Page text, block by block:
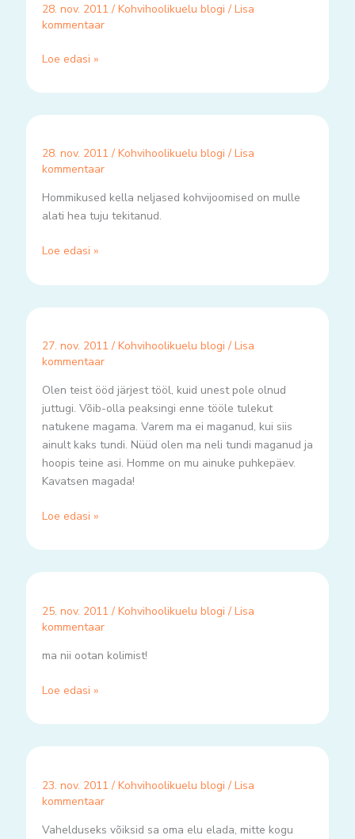
28. nov. 2011 / Kohvihoolikuelu blogi / Lisa
kommentaar
Loe edasi »
28. nov. 2011 / Kohvihoolikuelu blogi / Lisa
kommentaar
Hommikused kella neljased kohvijoomised on mulle
alati hea tuju tekitanud.
Loe edasi »
27. nov. 2011 / Kohvihoolikuelu blogi / Lisa
kommentaar
Olen teist ööd järjest tööl, kuid unest pole olnud
juttugi. Võib-olla peaksingi enne tööle tulekut
natukene magama. Varem ma ei maganud, kui siis
ainult kaks tundi. Nüüd olen ma neli tundi maganud ja
hoopis teine asi. Homme on mu ainuke puhkepäev.
Kavatsen magada!
Loe edasi »
25. nov. 2011 / Kohvihoolikuelu blogi / Lisa
kommentaar
ma nii ootan kolimist!
Loe edasi »
23. nov. 2011 / Kohvihoolikuelu blogi / Lisa
kommentaar
Vahelduseks võiksid sa oma elu elada, mitte kogu